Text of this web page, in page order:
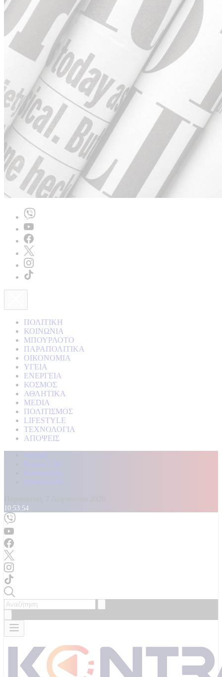
ΠΟΛΙΤΙΚΗ
ΚΟΙΝΩΝΙΑ
ΜΠΟΥΡΛΟΤΟ
ΠΑΡΑΠΟΛΙΤΙΚΑ
ΟΙΚΟΝΟΜΙΑ
ΥΓΕΙΑ
ΕΝΕΡΓΕΙΑ
ΚΟΣΜΟΣ
ΑΘΛΗΤΙΚΑ
MEDIA
ΠΟΛΙΤΙΣΜΟΣ
LIFESTYLE
ΤΕΧΝΟΛΟΓΙΑ
ΑΠΟΨΕΙΣ
Αρχική
Kontra Live
Καταγγελίες
Επικοινωνία
10:53:56